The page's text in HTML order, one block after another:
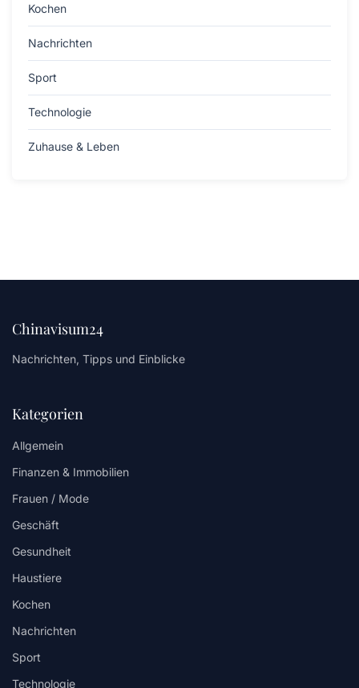
Kochen
Nachrichten
Sport
Technologie
Zuhause & Leben
Chinavisum24
Nachrichten, Tipps und Einblicke
Kategorien
Allgemein
Finanzen & Immobilien
Frauen / Mode
Geschäft
Gesundheit
Haustiere
Kochen
Nachrichten
Sport
Technologie